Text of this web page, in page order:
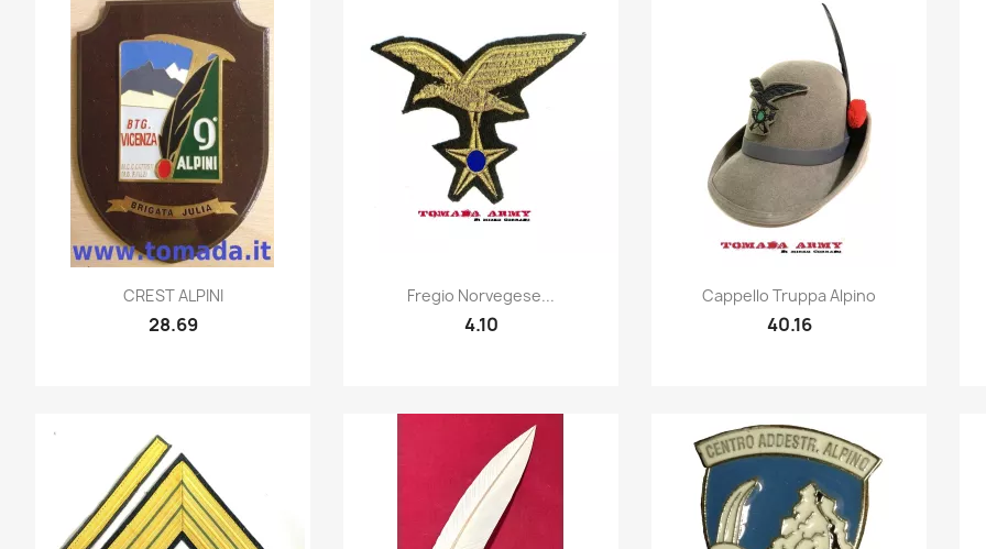
Quick view
CREST ALPINI
28.69
Quick view
Fregio Norvegese...
4.10
Quick view
Cappello Truppa Alpino
40.16